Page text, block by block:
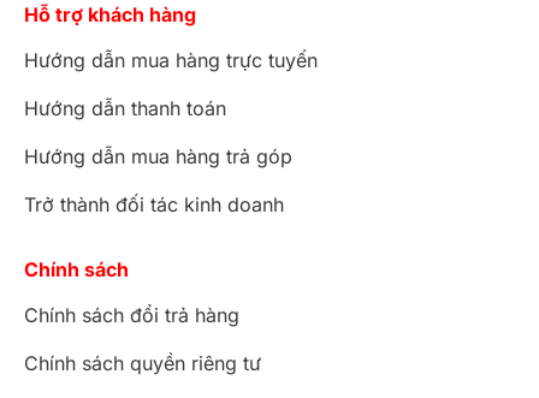
Hỗ trợ khách hàng
Hướng dẫn mua hàng trực tuyến
Hướng dẫn thanh toán
Hướng dẫn mua hàng trả góp
Trở thành đối tác kinh doanh
Chính sách
Chính sách đổi trả hàng
Chính sách quyền riêng tư